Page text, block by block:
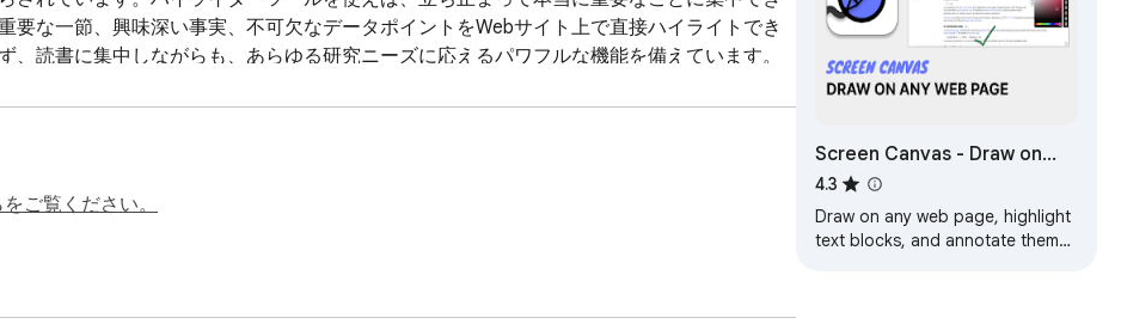
要な一節、興味深い事実、不可欠なデータポイントをWebサイト上で直接ハイライトでき
読書に集中しながらも、あらゆる研究ニーズに応えるパワフルな機能を備えています。
ライターツールでは黄色、緑、青、ピンクの4つの鮮やかな色を提供し、その場でハイラ
ご覧ください。
Screen Canvas - Draw on
any Web page
4.3
Draw on any web page, highlight
text blocks, and annotate them